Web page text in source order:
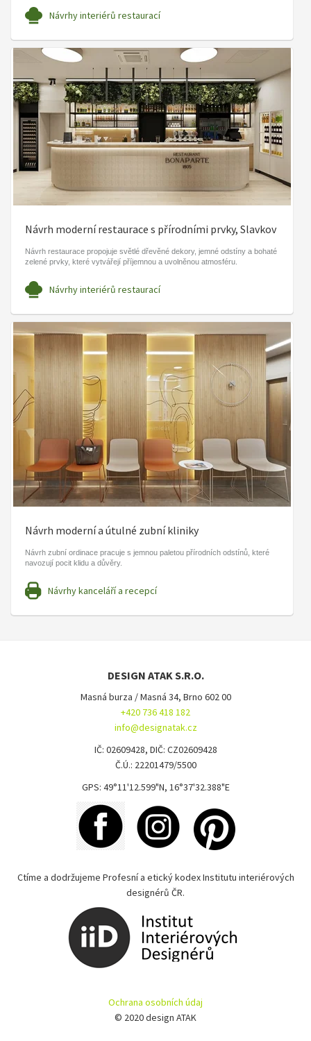
Návrhy interiérů restaurací
Návrh moderní restaurace s přírodními prvky, Slavkov
Návrh restaurace propojuje světlé dřevěné dekory, jemné odstíny a bohaté
zelené prvky, které vytvářejí příjemnou a uvolněnou atmosféru.
Návrhy interiérů restaurací
Návrh moderní a útulné zubní kliniky
Návrh zubní ordinace pracuje s jemnou paletou přírodních odstínů, které
navozují pocit klidu a důvěry.
Návrhy kanceláří a recepcí
DESIGN ATAK S.R.O.
Masná burza / Masná 34, Brno 602 00
+420 736 418 182
info@designatak.cz
IČ: 02609428, DIČ: CZ02609428
Č.Ú.: 22201479/5500
GPS: 49°11'12.599"N, 16°37'32.388"E
Ctíme a dodržujeme Profesní a etický kodex Institutu interiérových
designérů ČR.
Ochrana osobních údaj
© 2020 design ATAK